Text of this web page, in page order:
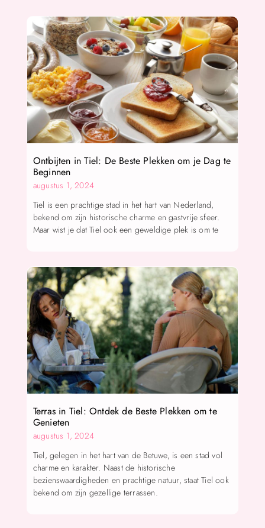
Ontbijten in Tiel: De Beste Plekken om je Dag te
Beginnen
augustus 1, 2024
Tiel is een prachtige stad in het hart van Nederland,
bekend om zijn historische charme en gastvrije sfeer.
Maar wist je dat Tiel ook een geweldige plek is om te
Terras in Tiel: Ontdek de Beste Plekken om te
Genieten
augustus 1, 2024
Tiel, gelegen in het hart van de Betuwe, is een stad vol
charme en karakter. Naast de historische
bezienswaardigheden en prachtige natuur, staat Tiel ook
bekend om zijn gezellige terrassen.